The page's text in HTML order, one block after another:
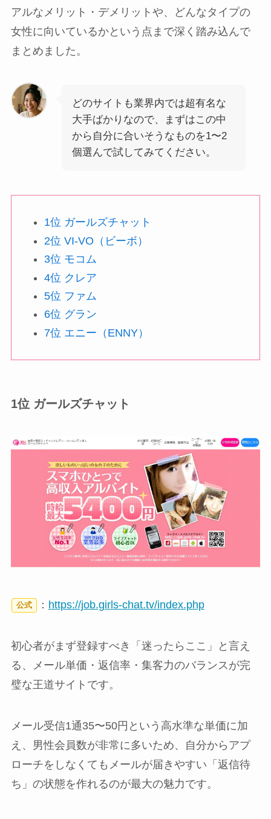
アルなメリット・デメリットや、どんなタイプの
女性に向いているかという点まで深く踏み込んで
まとめました。
どのサイトも業界内では超有名な
大手ばかりなので、まずはこの中
から自分に合いそうなものを1〜2
個選んで試してみてください。
1位 ガールズチャット
2位 VI-VO（ビーボ）
3位 モコム
4位 クレア
5位 ファム
6位 グラン
7位 エニー（ENNY）
1位 ガールズチャット
公式 ： https://job.girls-chat.tv/index.php
初心者がまず登録すべき「迷ったらここ」と言え
る、メール単価・返信率・集客力のバランスが完
璧な王道サイトです。
メール受信1通35〜50円という高水準な単価に加
え、男性会員数が非常に多いため、自分からアプ
ローチをしなくてもメールが届きやすい「返信待
ち」の状態を作れるのが最大の魅力です。